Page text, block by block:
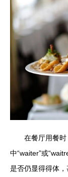
在餐厅用餐
中“waiter”或
是否仍显得得体